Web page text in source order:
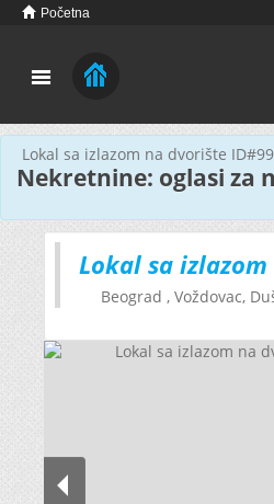
Početna
Nekretnine: oglasi za
Lokal sa izlazom na dvorište
Lokal sa
Beograd , Voždovac,